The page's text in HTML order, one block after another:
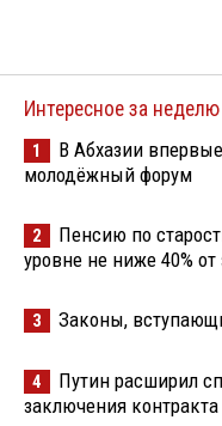
Интересное за неделю
1
В Абхазии
молодёжный форум
2
Пенсию по
уровне не ниже 40% от
3 Законы,
4
Путин расширил
заключения